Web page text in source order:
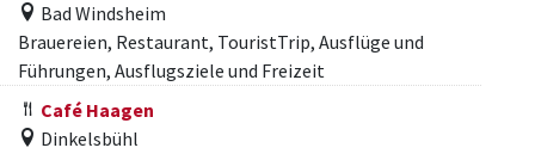
Bad Windsheim
Brauereien, Restaurant, TouristTrip, Ausflüge und
Führungen, Ausflugsziele und Freizeit
Café Haagen
Dinkelsbühl